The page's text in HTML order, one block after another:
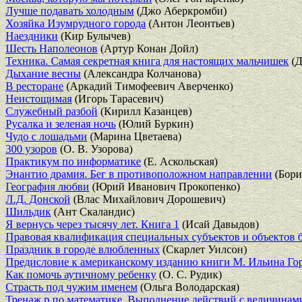
Лучше подавать холодным(Джо Аберкромби)
Хозяйка Изумрудного города(Антон Леонтьев)
Наездники(Кир Булычев)
Шесть Наполеонов (Артур Конан Дойл)
Техника. Самая секретная книга для настоящих мальчишек
Дыхание весны (Александра Колчанова)
В ресторане (Аркадий Тимофеевич Аверченко)
Неистощимая(Игорь Тарасевич)
Служебный разбой (Кирилл Казанцев)
Русалка и зеленая ночь(Юлий Буркин)
Чудо с лошадьми (Марина Цветаева)
300 узоров (О. В. Узорова)
Практикум по информатике(Е. Аскольская)
Энантио драмия. Бег в противоположном направлении
География любви(Юрий Иванович Прокопенко)
Л.Д. Донской (Влас Михайлович Дорошевич)
Шильдик (Ант Скаландис)
Я вернусь через тысячу лет. Книга 1 (Исай Давыдов)
Правовая квалификация специальных субъектов и
Праздник в городе влюбленных (Скарлет Уилсон)
Предисловие к американскому изданию книги М. Ильина
Как помочь аутичному ребенку (О. С. Рудик)
Страсть под чужим именем(Ольга Володарская)
Тренаж р по математике. Выполнение действий с